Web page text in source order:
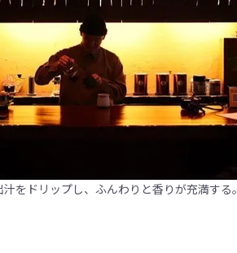
をドリップし、ふんわりと香りが充満する。